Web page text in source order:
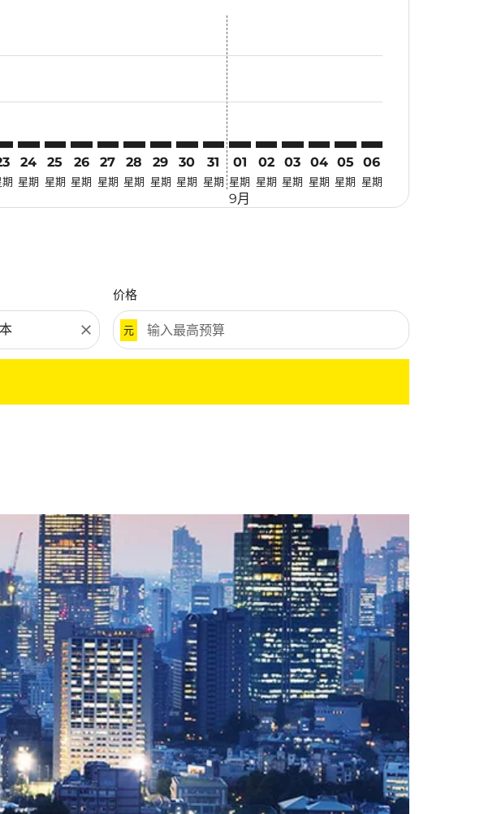
cmp-view-offers-disclaimer. 寻找优惠
IPH–TYO: cmp-view-offers-disclaimer. 寻找优惠
IPH–TYO: cmp-view-offers-disclaimer. 寻找优惠
24
星期
IPH–TYO: cmp-view-offers-disclaimer. 寻找优惠
25
星期
IPH–TYO: cmp-view-offers-disclaimer. 寻找优惠
26
星期
IPH–TYO: cmp-view-offers-disclaimer. 寻找优惠
27
星期
IPH–TYO: cmp-view-offers-disclaimer. 寻找优惠
28
星期
IPH–TYO: cmp-view-offers-disclaimer. 寻找优惠
29
星期
IPH–TYO: cmp-view-offers-disclaimer. 寻找优惠
30
星期
IPH–TYO: cmp-view-offers-disclaimer. 寻找优惠
31
星期
01
星期
9月
02
星期
03
星期
04
星期
05
星期
06
星期
close
价格
元